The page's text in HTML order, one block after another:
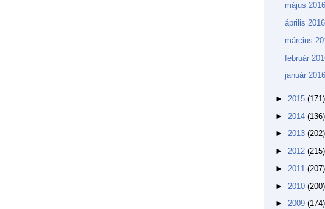
május 2016
április 2016
március
február
január 2016
► 2015 (171)
► 2014 (136)
► 2013 (202)
► 2012 (215)
► 2011 (207)
► 2010 (200)
► 2009 (174)